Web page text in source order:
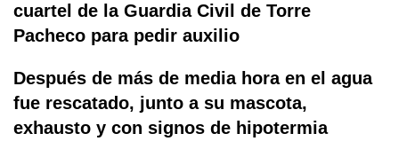
cuartel de la Guardia Civil de Torre
Pacheco para pedir auxilio
Después de más de media hora en el agua
fue rescatado, junto a su mascota,
exhausto y con signos de hipotermia